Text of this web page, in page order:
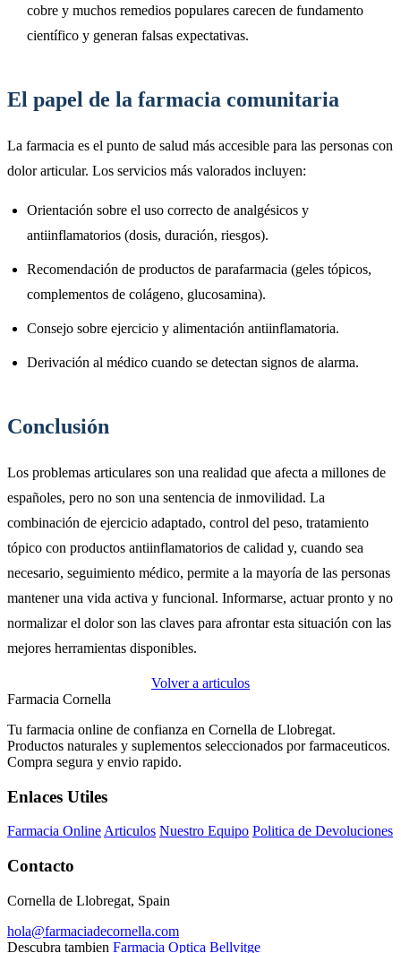
cobre y muchos remedios populares carecen de fundamento
científico y generan falsas expectativas.
El papel de la farmacia comunitaria
La farmacia es el punto de salud más accesible para las personas con
dolor articular. Los servicios más valorados incluyen:
Orientación sobre el uso correcto de analgésicos y
antiinflamatorios (dosis, duración, riesgos).
Recomendación de productos de parafarmacia (geles tópicos,
complementos de colágeno, glucosamina).
Consejo sobre ejercicio y alimentación antiinflamatoria.
Derivación al médico cuando se detectan signos de alarma.
Conclusión
Los problemas articulares son una realidad que afecta a millones de
españoles, pero no son una sentencia de inmovilidad. La
combinación de ejercicio adaptado, control del peso, tratamiento
tópico con productos antiinflamatorios de calidad y, cuando sea
necesario, seguimiento médico, permite a la mayoría de las personas
mantener una vida activa y funcional. Informarse, actuar pronto y no
normalizar el dolor son las claves para afrontar esta situación con las
mejores herramientas disponibles.
Volver a articulos
Farmacia Cornella
Tu farmacia online de confianza en Cornella de Llobregat.
Productos naturales y suplementos seleccionados por farmaceuticos.
Compra segura y envio rapido.
Enlaces Utiles
Farmacia Online Articulos Nuestro Equipo Politica de Devoluciones
Contacto
Cornella de Llobregat, Spain
hola@farmaciadecornella.com
Descubra tambien Farmacia Optica Bellvitge